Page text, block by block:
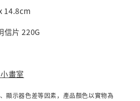
14.8cm
信片 220G
畫室
顯示器色差等因素，產品顏色以實物為